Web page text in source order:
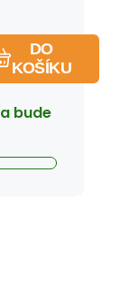
DO
KOŠÍKU
bude